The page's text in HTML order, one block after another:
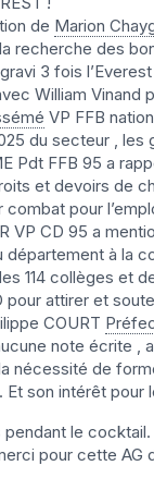
de Marion
recherche des
3 fois l’Everest
William
VP FFB
du secteur , les
Pdt FFB 95 a
et devoirs de
combat pour
VP CD 95 a
département à la
114 collèges et
pour attirer et
COURT
note écrite ,
nécessité de
Et son intérêt
pendant le cocktail.
pour cette AG